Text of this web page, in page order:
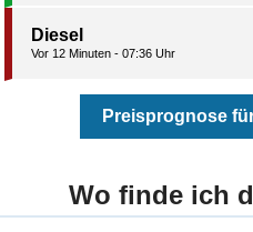
Diesel
Vor 12 Minuten - 07:36 Uhr
Preisprognose
Wo finde ich